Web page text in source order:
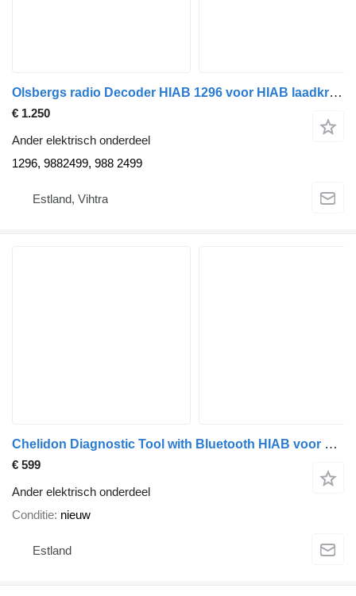
Olsbergs radio Decoder HIAB 1296 voor HIAB laadkraan
€ 1.250
Ander elektrisch onderdeel
1296, 9882499, 988 2499
Estland, Vihtra
Chelidon Diagnostic Tool with Bluetooth HIAB voor HIAB laadkraan
€ 599
Ander elektrisch onderdeel
Conditie nieuw
Estland